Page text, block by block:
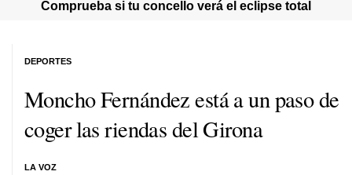
Comprueba si tu concello verá el eclipse total
Moncho Fernández está a un paso de
coger las riendas del Girona
LA VOZ
DEPORTES